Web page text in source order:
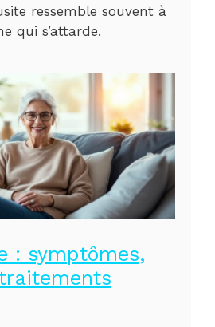
ressemble souvent à
qui s’attarde.
: symptômes,